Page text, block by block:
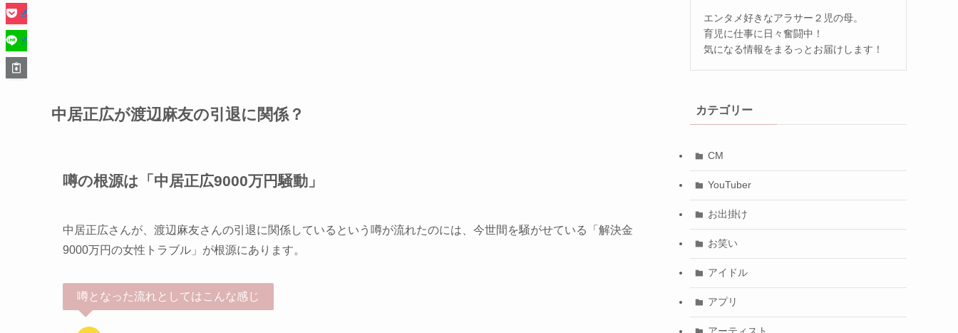
中居正広が渡辺麻友の引退に関係？
噂の根源は「中居正広9000万円騒動」
中居正広さんが、渡辺麻友さんの引退に関係しているという噂が流れたのには、今世間を騒がせている「解決金
9000万円の女性トラブル」が根源にあります。
噂となった流れとしてはこんな感じ
エンタメ好きなアラサー２児の母。
育児に仕事に日々奮闘中！
気になる情報をまるっとお届けします！
カテゴリー
CM
YouTuber
お出掛け
お笑い
アイドル
アプリ